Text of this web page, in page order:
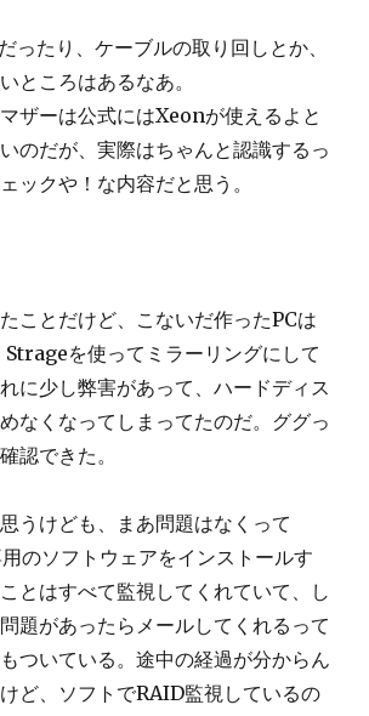
ったり、ケーブルの取り回しとか、
ところはあるなあ。
ザーは公式にはXeonが使えるよと
のだが、実際はちゃんと認識するっ
ックや！な内容だと思う。
ことだけど、こないだ作ったPCは
を使ってミラーリングにして
に少し弊害があって、ハードディス
なくなってしまってたのだ。ググっ
認できた。
うけども、まあ問題はなくって
のソフトウェアをインストールす
とはすべて監視してくれていて、し
題があったらメールしてくれるって
ついている。途中の経過が分からん
ど、ソフトでRAID監視しているの